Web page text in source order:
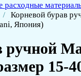
расходные
/ Корневой бурав
Япония)
ручной
15-